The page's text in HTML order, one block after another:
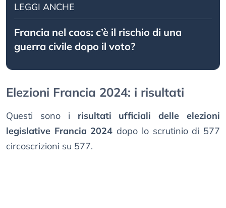
LEGGI ANCHE
Francia nel caos: c’è il rischio di una
guerra civile dopo il voto?
Elezioni Francia 2024: i risultati
Questi sono i risultati ufficiali delle elezioni
legislative Francia 2024 dopo lo scrutinio di 577
circoscrizioni su 577.